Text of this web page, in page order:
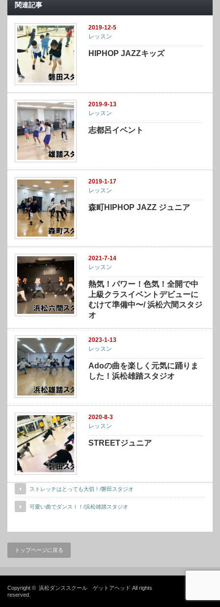
関連記事
2019-12-5
レッスン
HIPHOP JAZZキッズ
2019-9-13
レッスン
志都呂イベント
2019-1-17
レッスン
森町HIPHOP JAZZ ジュニア
2021-7-14
レッスン
熱気！パワー！色気！全開で中
上級クラスイベントデビューに
むけて準備中〜/ 浜松六間スタジ
オ
2023-1-13
レッスン
Adoの曲を楽しく元気に踊りま
した！浜松雄踏スタジオ
2020-8-3
レッスン
STREETジュニア
ストレッチはとっても大切！/磐田スタジオ
可愛い曲でダンス！！/浜松雄踏スタジオ
トップページに戻る
Copyright © 浜松ダンススクール ゲットアヘッド All rights
reserved.